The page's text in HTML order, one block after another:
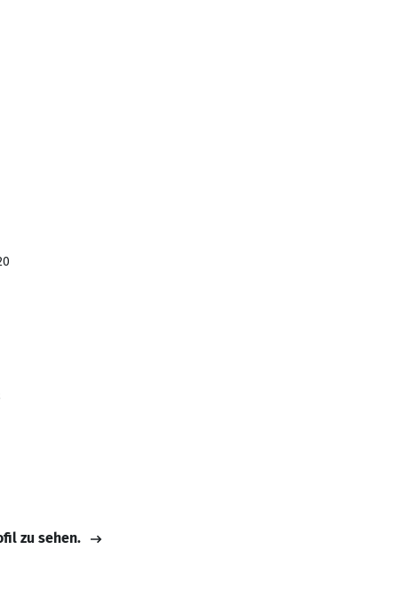
zu sehen.